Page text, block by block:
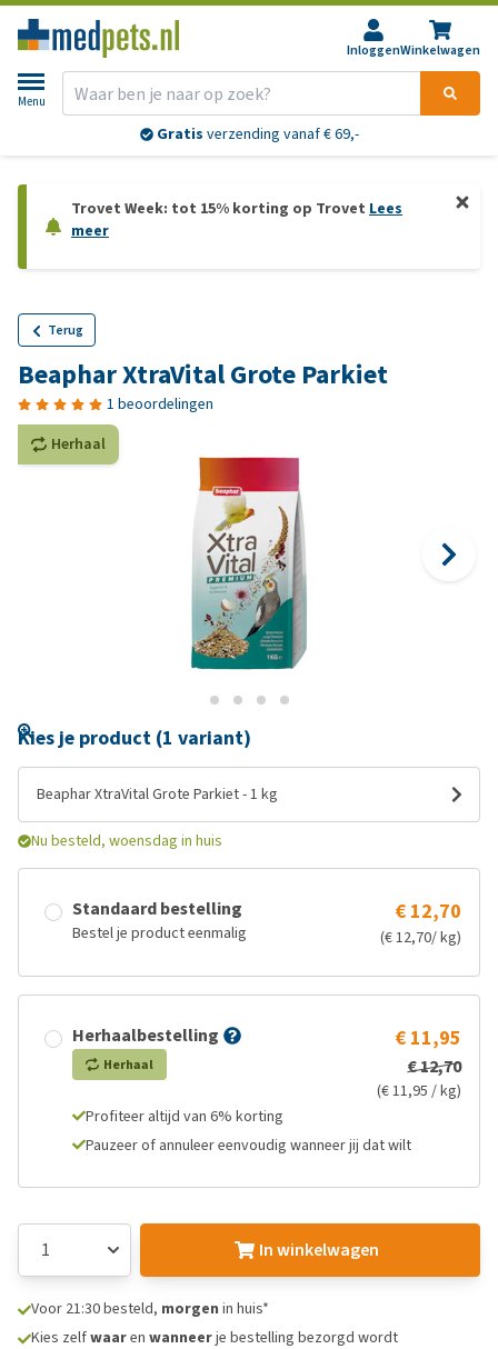
InloggenWinkelwagen
Menu
Gratis verzending vanaf € 69,-
Trovet Week: tot 15% korting op Trovet Lees
meer
Terug
Beaphar XtraVital Grote Parkiet
1 beoordelingen
Herhaal
Kies je product (1 variant)
Beaphar XtraVital Grote Parkiet - 1 kg
Nu besteld, woensdag in huis
Standaard bestelling
Bestel je product eenmalig
€ 12,70
(€ 12,70/ kg)
Herhaalbestelling
Herhaal
€ 11,95
€ 12,70
(€ 11,95 / kg)
Profiteer altijd van 6% korting
Pauzeer of annuleer eenvoudig wanneer jij dat wilt
In winkelwagen
Voor 21:30 besteld, morgen in huis*
Kies zelfwaaren wanneerje bestelling bezorgd wordt